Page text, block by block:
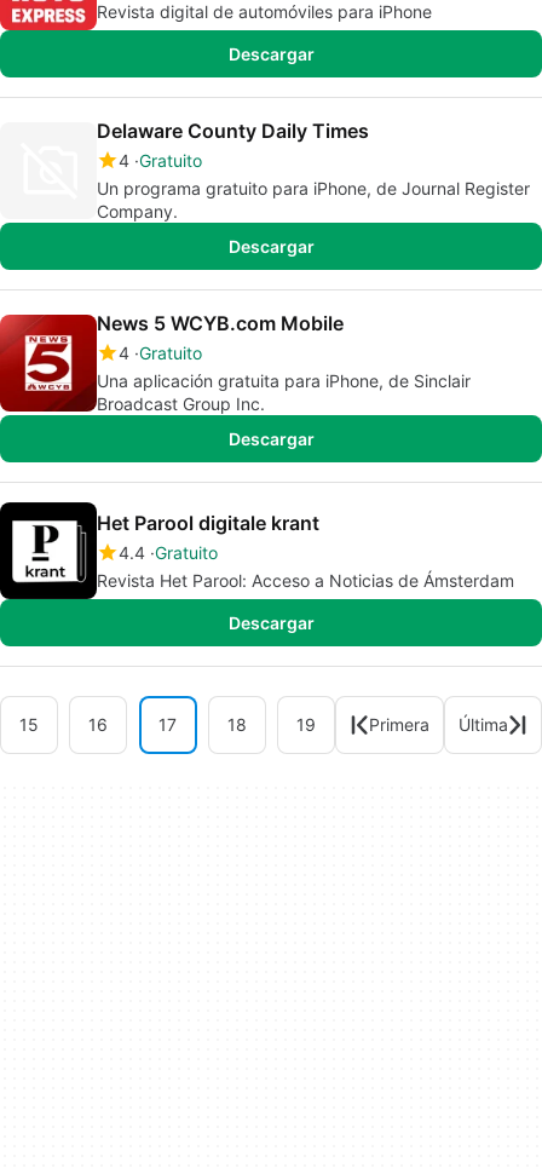
Revista digital de automóviles para iPhone
Descargar
Delaware County Daily Times
4 Gratuito
Un programa gratuito para iPhone, de Journal Register
Company.
Descargar
News 5 WCYB.com Mobile
4 Gratuito
Una aplicación gratuita para iPhone, de Sinclair
Broadcast Group Inc.
Descargar
Het Parool digitale krant
4.4 Gratuito
Revista Het Parool: Acceso a Noticias de Ámsterdam
Descargar
15 16 17 18 19 Primera Última